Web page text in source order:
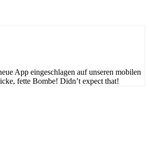
App eingeschlagen auf unseren mobilen
fette Bombe! Didn’t expect that!